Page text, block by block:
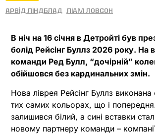
Арвід Ліндблад Ліам Ловсон
В ніч на 16 січня в Детройті був
болід Рейсінг Буллз 2026 року. На
команди Ред Булл, “дочірній”
обійшовся без кардинальних змін.
Нова ліврея Рейсінг Буллз
тих самих кольорах, що і
залишився білий, а сині вставки
новому партнеру команди –